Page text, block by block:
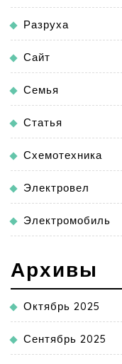
Разруха
Сайт
Семья
Статья
Схемотехника
Электровел
Электромобиль
Архивы
Октябрь 2025
Сентябрь 2025